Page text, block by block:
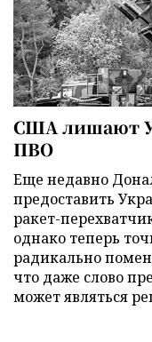
США лишают
ПВО
Еще недавно
предоставить
ракет-
однако теперь
радикально
что даже слово
может являться